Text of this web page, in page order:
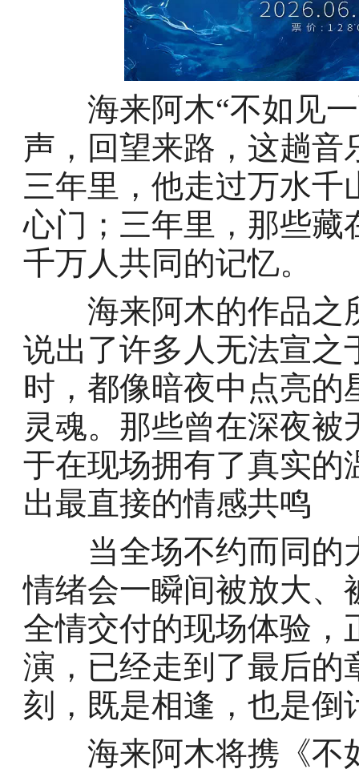
海来阿木“不如见一
声，回望来路，这趟
三年里，他走过万水千
心门；三年里，那些藏
千万人共同的记忆。
海来阿木的作品之
说出了许多人无法宣之
时，都像暗夜中点亮
灵魂。那些曾在深夜
于在现场拥有了真实的
出最直接的情感共鸣
当全场不约而同的
情绪会一瞬间被放大
全情交付的现场体验，
演，已经走到了最后的
刻，既是相逢，也是倒
海来阿木将携《不